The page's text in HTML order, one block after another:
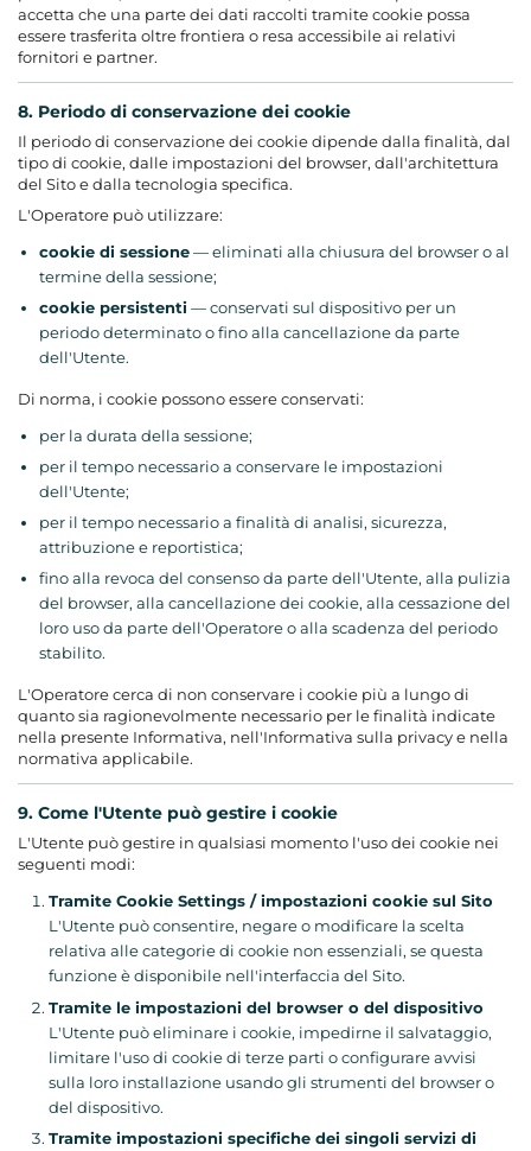
accetta che una parte dei dati raccolti tramite cookie possa
essere trasferita oltre frontiera o resa accessibile ai relativi
fornitori e partner.
8. Periodo di conservazione dei cookie
Il periodo di conservazione dei cookie dipende dalla finalità, dal
tipo di cookie, dalle impostazioni del browser, dall'architettura
del Sito e dalla tecnologia specifica.
L'Operatore può utilizzare:
cookie di sessione— eliminati alla chiusura del browser o al
termine della sessione;
cookie persistenti— conservati sul dispositivo per un
periodo determinato o fino alla cancellazione da parte
dell'Utente.
Di norma, i cookie possono essere conservati:
per la durata della sessione;
per il tempo necessario a conservare le impostazioni
dell'Utente;
per il tempo necessario a finalità di analisi, sicurezza,
attribuzione e reportistica;
fino alla revoca del consenso da parte dell'Utente, alla pulizia
del browser, alla cancellazione dei cookie, alla cessazione del
loro uso da parte dell'Operatore o alla scadenza del periodo
stabilito.
L'Operatore cerca di non conservare i cookie più a lungo di
quanto sia ragionevolmente necessario per le finalità indicate
nella presente Informativa, nell'Informativa sulla privacy e nella
normativa applicabile.
9. Come l'Utente può gestire i cookie
L'Utente può gestire in qualsiasi momento l'uso dei cookie nei
seguenti modi:
Tramite Cookie Settings / impostazioni cookie sul Sito
L'Utente può consentire, negare o modificare la scelta
relativa alle categorie di cookie non essenziali, se questa
funzione è disponibile nell'interfaccia del Sito.
Tramite le impostazioni del browser o del dispositivo
L'Utente può eliminare i cookie, impedirne il salvataggio,
limitare l'uso di cookie di terze parti o configurare avvisi
sulla loro installazione usando gli strumenti del browser o
del dispositivo.
Tramite impostazioni specifiche dei singoli servizi di